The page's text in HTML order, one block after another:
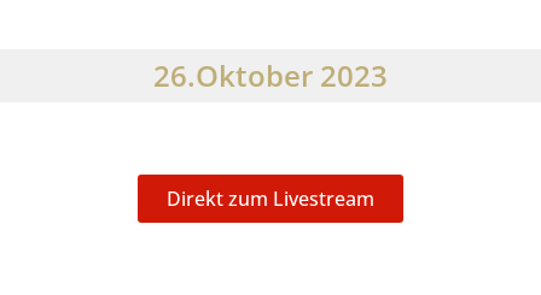
26.Oktober 2023
Direkt zum Livestream